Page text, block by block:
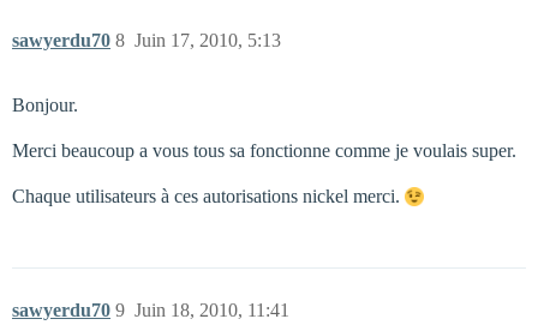
sawyerdu70 Juin 17, 2010, 5:13
8
Bonjour.
Merci beaucoup a vous tous sa fonctionne comme je voulais super.
Chaque utilisateurs à ces autorisations nickel merci.
sawyerdu70 Juin 18, 2010, 11:41
9